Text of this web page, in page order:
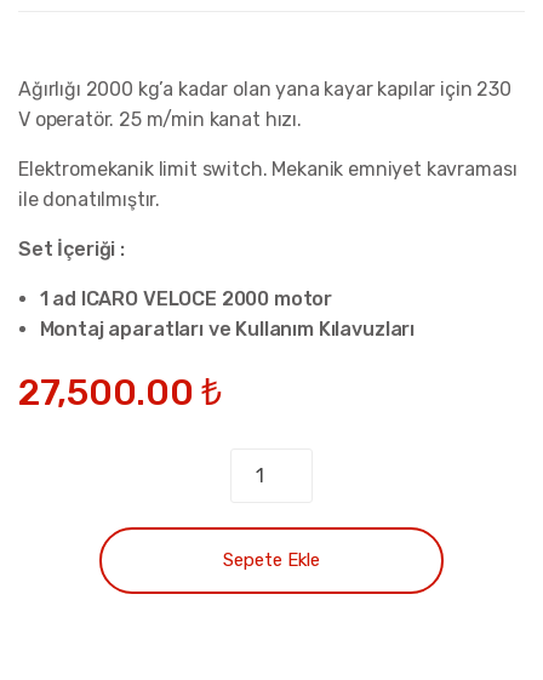
Ağırlığı 2000 kg’a kadar olan yana kayar kapılar için 230
V operatör. 25 m/min kanat hızı.
Elektromekanik limit switch. Mekanik emniyet kavraması
ile donatılmıştır.
Set İçeriği :
1 ad ICARO VELOCE 2000 motor
Montaj aparatları ve Kullanım Kılavuzları
27,500.00 ₺
ICARO
SMART
AC
Sepete Ekle